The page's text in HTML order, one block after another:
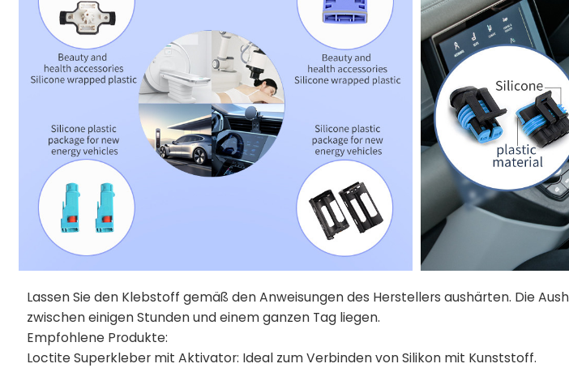
Lassen Sie den Klebstoff gemäß den Anweisungen des Herstellers aushärten. Die
zwischen einigen Stunden und einem ganzen Tag liegen.
Empfohlene Produkte:
Loctite Superkleber mit Aktivator: Ideal zum Verbinden von Silikon mit Kunststoff.